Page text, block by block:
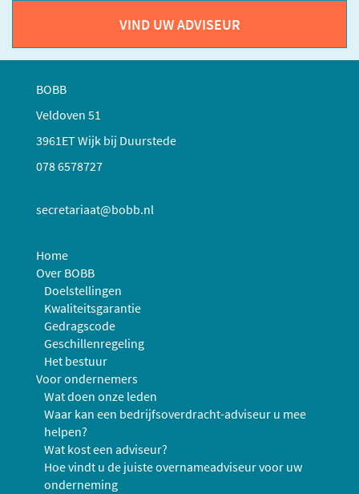
VIND UW ADVISEUR
BOBB
Veldoven 51
3961ET Wijk bij Duurstede
078 6578727
secretariaat@bobb.nl
Home
Over BOBB
Doelstellingen
Kwaliteitsgarantie
Gedragscode
Geschillenregeling
Het bestuur
Voor ondernemers
Wat doen onze leden
Waar kan een bedrijfsoverdracht-adviseur u mee
helpen?
Wat kost een adviseur?
Hoe vindt u de juiste overnameadviseur voor uw
onderneming